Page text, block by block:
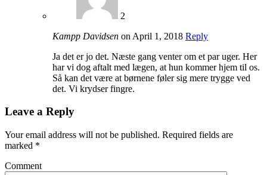
2
Kampp Davidsen on April 1, 2018 Reply
Ja det er jo det. Næste gang venter om et par uger. Her
har vi dog aftalt med lægen, at hun kommer hjem til os.
Så kan det være at børnene føler sig mere trygge ved
det. Vi krydser fingre.
Leave a Reply
Your email address will not be published. Required fields are
marked *
Comment